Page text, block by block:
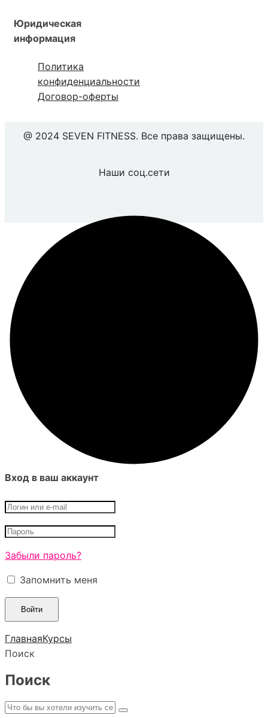
Юридическая
информация
Политика
конфиденциальности
Договор-оферты
@ 2024 SEVEN FITNESS. Все права защищены.
Наши соц.сети
Вход в ваш аккаунт
Забыли пароль?
Запомнить меня
ГлавнаяКурсы
Поиск
Поиск